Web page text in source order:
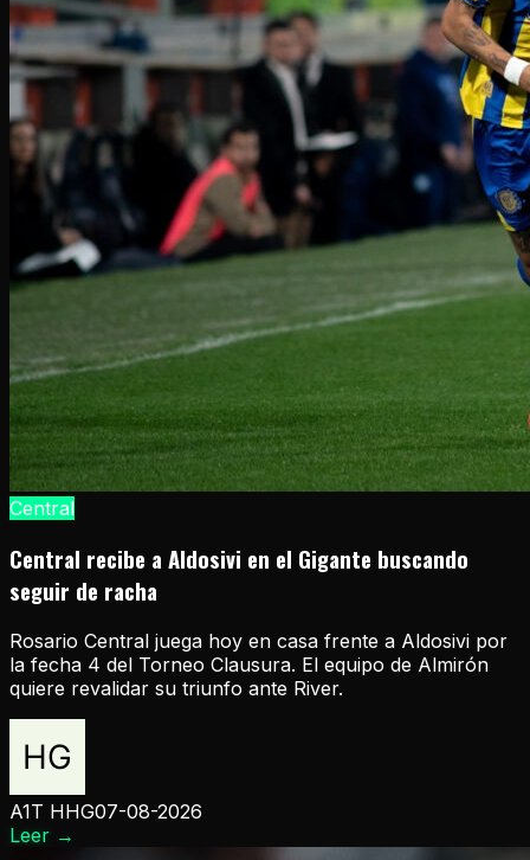
Central
Central recibe a Aldosivi en el Gigante buscando
seguir de racha
Rosario Central juega hoy en casa frente a Aldosivi por
la fecha 4 del Torneo Clausura. El equipo de Almirón
quiere revalidar su triunfo ante River.
A1T HHG07-08-2026
Leer →